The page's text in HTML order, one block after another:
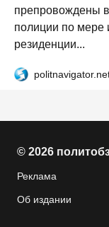
препровождены в
полиции по мере
резиденции...
© 2026
Реклама
Об издании